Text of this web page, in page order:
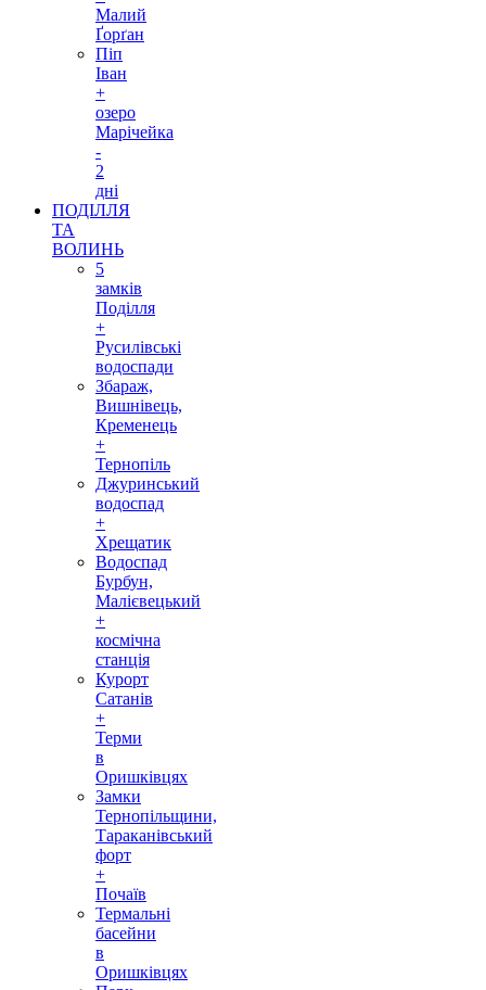
Малий
Ґорґан
Піп
Іван
+
озеро
Марічейка
-
2
дні
ПОДІЛЛЯ
ТА
ВОЛИНЬ
5
замків
Поділля
+
Русилівські
водоспади
Збараж,
Вишнівець,
Кременець
+
Тернопіль
Джуринський
водоспад
+
Хрещатик
Водоспад
Бурбун,
Малієвецький
+
космічна
станція
Курорт
Сатанів
+
Терми
в
Оришківцях
Замки
Тернопільщини,
Тараканівський
форт
+
Почаїв
Термальні
басейни
в
Оришківцях